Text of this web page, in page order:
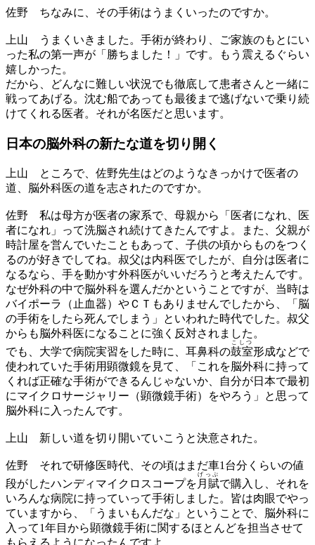
佐野 ちなみに、その手術はうまくいったのですか。
上山 うまくいきました。手術が終わり、ご家族のもとにい
った私の第一声が「勝ちました！」です。もう震えるぐらい
嬉しかった。
だから、どんなに難しい状況でも徹底して患者さんと一緒に
戦ってあげる。沈む船であっても最後まで逃げないで乗り続
けてくれる医者。それが名医だと思います。
日本の脳外科の新たな道を切り開く
上山 ところで、佐野先生はどのようなきっかけで医者の
道、脳外科医の道を志されたのですか。
佐野 私は母方が医者の家系で、母親から「医者になれ、医
者になれ」って洗脳され続けてきたんですよ。また、父親が
時計屋を営んでいたこともあって、子供の頃からものをつく
るのが好きでしてね。叔父は内科医でしたが、自分は医者に
なるなら、手を動かす外科医がいいだろうと考えたんです。
なぜ外科の中で脳外科を選んだかということですが、当時は
バイポーラ（止血器）やＣＴもありませんでしたから、「脳
の手術をしたら死んでしまう」といわれた時代でした。叔父
からも脳外科医になることに強く反対されました。
でも、大学で病院実習をした時に、耳鼻科の鼓室
こしつ
形成などで
使われていた手術用顕微鏡を見て、「これを脳外科に持って
くれば正確な手術ができるんじゃないか、自分が日本で最初
にマイクロサージャリー（顕微鏡手術）をやろう」と思って
脳外科に入ったんです。
上山 新しい道を切り開いていこうと決意された。
佐野 それで研修医時代、その頃はまだ車1台分くらいの値
段がしたハンディマイクロスコープを 月賦
げっぷ
で購入し、それを
いろんな病院に持っていって手術しました。皆は肉眼でやっ
ていますから、「うまいもんだな」ということで、脳外科に
入って1年目から顕微鏡手術に関するほとんどを担当させて
もらえるようになったんですよ。